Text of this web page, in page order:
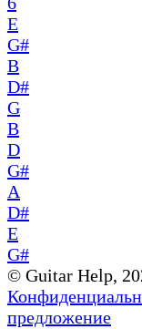
E
G#
B
D#
G
B
D
G#
A
D#
E
G#
© Guitar Help,
предложение